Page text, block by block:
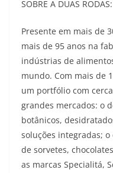
SOBRE A DUAS RODAS:
Presente em mais de
mais de 95 anos na
indústrias de
mundo. Com mais de
um portfólio com
grandes mercados: o
botânicos,
soluções integradas;
de sorvetes,
as marcas Specialitá,